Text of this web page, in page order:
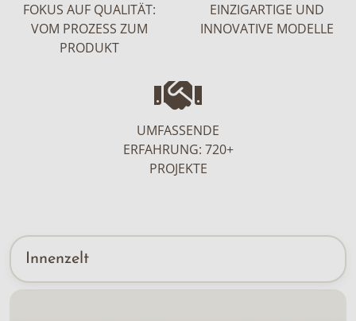
FOKUS AUF QUALITÄT:
VOM PROZESS ZUM
PRODUKT
EINZIGARTIGE UND
INNOVATIVE MODELLE
UMFASSENDE
ERFAHRUNG: 720+
PROJEKTE
Innenzelt